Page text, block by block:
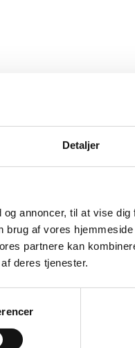
Detaljer
annoncer, til at vise
af vores
partnere kan
deres tjenester.